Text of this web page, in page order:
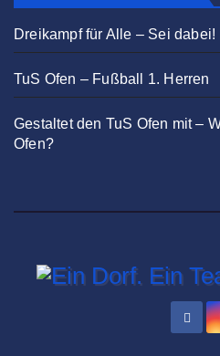
Dreikampf für Alle – Sei dabei!
TuS Ofen – Fußball 1. Herren
Gestaltet den TuS Ofen mit –
Ofen?